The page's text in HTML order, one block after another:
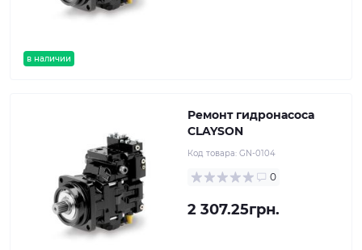
в наличии
Ремонт гидронасоса
CLAYSON
Код товара: GN-0104
0
2 307.25грн.